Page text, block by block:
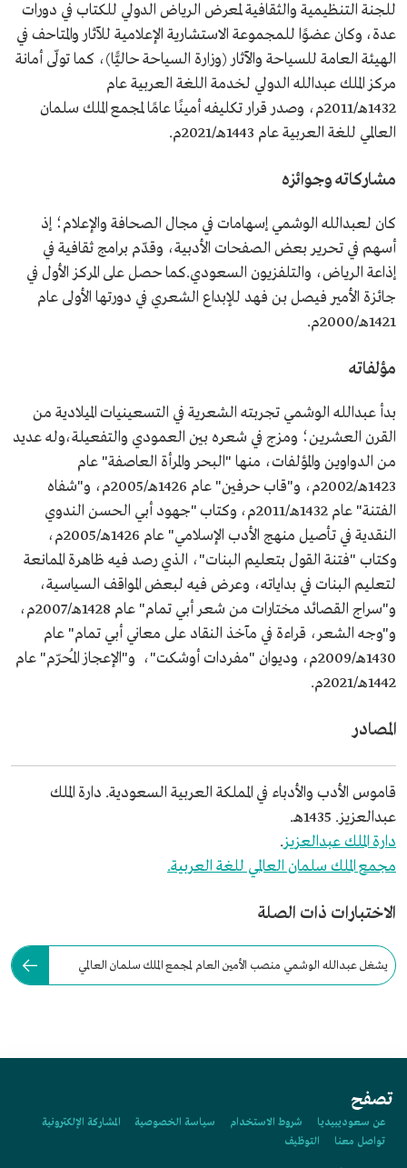
للجنة التنظيمية والثقافية لمعرض الرياض الدولي للكتاب في دورات
عدة، وكان عضوًا للمجموعة الاستشارية الإعلامية للآثار والمتاحف في
الهيئة العامة للسياحة والآثار (وزارة السياحة حاليًّا)، كما تولّى أمانة
مركز الملك عبدالله الدولي لخدمة اللغة العربية عام
1432هـ/2011م، وصدر قرار تكليفه أمينًا عامًا لمجمع الملك سلمان
العالمي للغة العربية عام 1443هـ/2021م.
مشاركاته وجوائزه
كان لعبدالله الوشمي إسهامات في مجال الصحافة والإعلام؛ إذ
أسهم في تحرير بعض الصفحات الأدبية، وقدّم برامج ثقافية في
إذاعة الرياض، والتلفزيون السعودي.كما حصل على المركز الأول في
جائزة الأمير فيصل بن فهد للإبداع الشعري في دورتها الأولى عام
1421هـ/2000م.
مؤلفاته
بدأ عبدالله الوشمي تجربته الشعرية في التسعينيات الميلادية من
القرن العشرين؛ ومزج في شعره بين العمودي والتفعيلة،وله عديد
من الدواوين والمؤلفات، منها "البحر والمرأة العاصفة" عام
1423هـ/2002م، و"قاب حرفين" عام 1426هـ/2005م، و"شفاه
الفتنة" عام 1432هـ/2011م، وكتاب "جهود أبي الحسن الندوي
النقدية في تأصيل منهج الأدب الإسلامي" عام 1426هـ/2005م،
وكتاب "فتنة القول بتعليم البنات"، الذي رصد فيه ظاهرة الممانعة
لتعليم البنات في بداياته، وعرض فيه لبعض المواقف السياسية،
و"سراج القصائد مختارات من شعر أبي تمام" عام 1428هـ/2007م،
و"وجه الشعر، قراءة في مآخذ النقاد على معاني أبي تمام" عام
1430هـ/2009م، وديوان "مفردات أوشكت"، و"الإعجاز المُحرّم" عام
1442هـ/2021م.
المصادر
قاموس الأدب والأدباء في المملكة العربية السعودية. دارة الملك
عبدالعزيز. 1435هـ.
دارة الملك عبدالعزيز.
مجمع الملك سلمان العالمي للغة العربية.
الاختبارات ذات الصلة
يشغل عبدالله الوشمي منصب الأمين العام لمجمع الملك سلمان العالمي
تصفح
عن سعوديبيديا شروط الاستخدام سياسة الخصوصية
المشاركة الإلكترونية
تواصل معنا
التوظيف